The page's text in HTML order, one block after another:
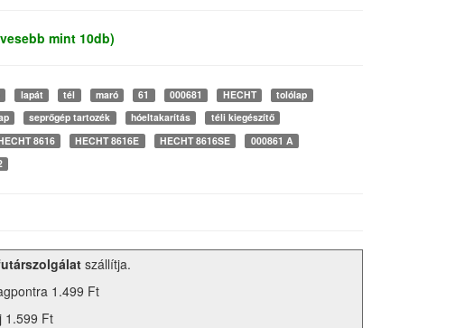
mint 10db)
lapát tél maró 61 000681 HECHT
tolólap
seprőgép tartozék hóeltakarítás
téli kiegészítő
8616 HECHT 8616E HECHT 8616SE
000861 A
szállítja.
1.499 Ft
1.599 Ft